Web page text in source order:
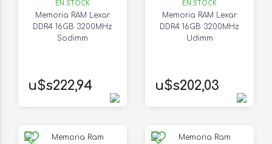
EN STOCK
Memoria RAM Lexar
DDR4 16GB 3200MHz
Sodimm
u$s222,94
EN STOCK
Memoria RAM Lexar
DDR4 16GB 3200MHz
Udimm
u$s202,03